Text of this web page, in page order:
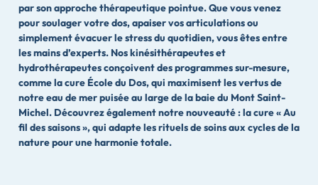
par son approche thérapeutique pointue. Que vous venez
pour soulager votre dos, apaiser vos articulations ou
simplement évacuer le stress du quotidien, vous êtes entre
les mains d’experts. Nos kinésithérapeutes et
hydrothérapeutes conçoivent des programmes sur-mesure,
comme la cure École du Dos, qui maximisent les vertus de
notre eau de mer puisée au large de la baie du Mont Saint-
Michel. Découvrez également notre nouveauté : la cure « Au
fil des saisons », qui adapte les rituels de soins aux cycles de la
nature pour une harmonie totale.